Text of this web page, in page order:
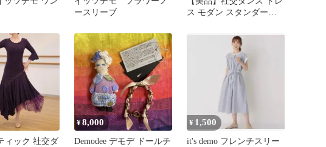
ースリーブ
ス モダン スタンダード
ィック 社交ダ
¥8,000
Demodee デモデ ドールチ
¥ 1,500
it's demo フレンチスリー